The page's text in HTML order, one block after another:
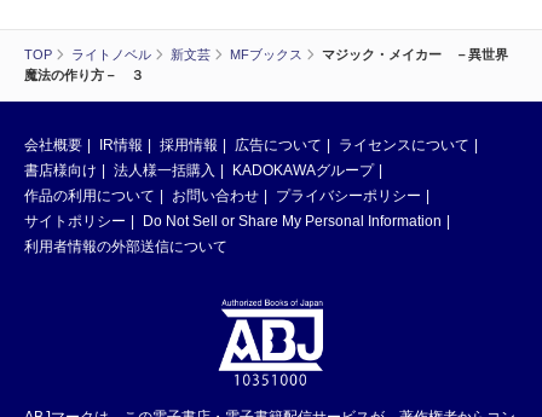
TOP ライトノベル 新文芸 MFブックス
マジック・メイカー －異世界
魔法の作り方－ ３
会社概要 IR情報 採用情報 広告について
ライセンスについて
書店様向け
法人様一括購入
KADOKAWAグループ
作品の利用について
お問い合わせ
プライバシーポリシー
サイトポリシー
Do Not Sell or Share My Personal Information
利用者情報の外部送信について